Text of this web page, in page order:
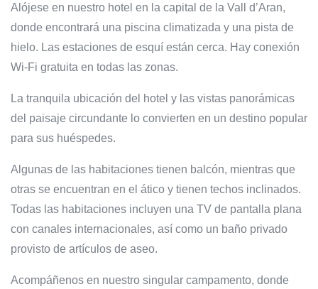
Alójese en nuestro hotel en la capital de la Vall d’Aran,
donde encontrará una piscina climatizada y una pista de
hielo. Las estaciones de esquí están cerca. Hay conexión
Wi-Fi gratuita en todas las zonas.
La tranquila ubicación del hotel y las vistas panorámicas
del paisaje circundante lo convierten en un destino popular
para sus huéspedes.
Algunas de las habitaciones tienen balcón, mientras que
otras se encuentran en el ático y tienen techos inclinados.
Todas las habitaciones incluyen una TV de pantalla plana
con canales internacionales, así como un baño privado
provisto de artículos de aseo.
Acompáñenos en nuestro singular campamento, donde